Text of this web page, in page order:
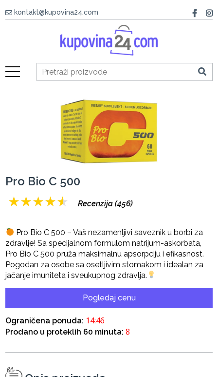
kontakt@kupovina24.com
Pro Bio C 500
★★★★★ Recenzija (456)
Pro Bio C 500 – Vaš nezamenljivi saveznik u borbi za
zdravlje! Sa specijalnom formulom natrijum-askorbata,
Pro Bio C 500 pruža maksimalnu apsorpciju i efikasnost.
Pogodan za osobe sa osetljivim stomakom i idealan za
jačanje imuniteta i sveukupnog zdravlja.
Pogledaj cenu
Ograničena ponuda: 14:45
Prodano u proteklih 60 minuta:8